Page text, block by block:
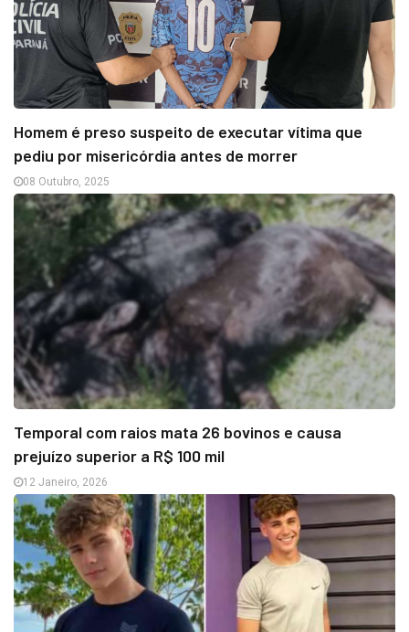
Homem é preso suspeito de executar vítima que
pediu por misericórdia antes de morrer
08 Outubro, 2025
Temporal com raios mata 26 bovinos e causa
prejuízo superior a R$ 100 mil
12 Janeiro, 2026